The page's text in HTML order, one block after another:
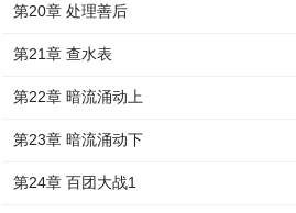
第20章 处理善后
第21章 查水表
第22章 暗流涌动上
第23章 暗流涌动下
第24章 百团大战1